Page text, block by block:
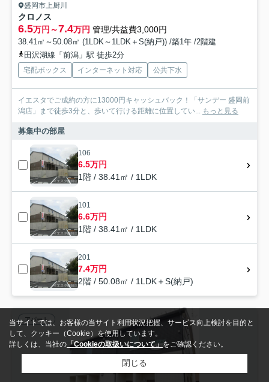
盛岡市上厨川
クロノス
6.5万円～7.4万円 管理/共益費3,000円
38.41㎡～50.08㎡ (1LDK～1LDK＋S(納戸)) /築1年 /2階建
田沢湖線「前潟」駅 徒歩2分
宅配ボックス インターネット対応 公共下水
イエスタでご成約の方に13000円キャッシュバック！「サンデー 盛岡前
潟店」まで徒歩3分と、歩いて行ける距離に位置してい...
もっと見る
募集中の部屋
106
6.5万円
1階 / 38.41㎡ / 1LDK
101
6.6万円
1階 / 38.41㎡ / 1LDK
201
7.4万円
2階 / 50.08㎡ / 1LDK＋S(納戸)
アパート
当サイトでは、お客様の当サイト利用状況把握、サービス向上検討を目的と
して、クッキー（Cookie）を使用しています。
詳しくは、当社の 「Cookieの取扱いについて」をご確認ください。
閉じる